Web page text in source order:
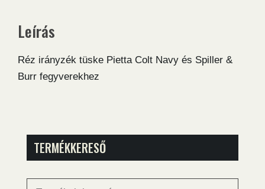
Leírás
Réz irányzék tüske Pietta Colt Navy és Spiller &
Burr fegyverekhez
TERMÉKKERESŐ
Keresés